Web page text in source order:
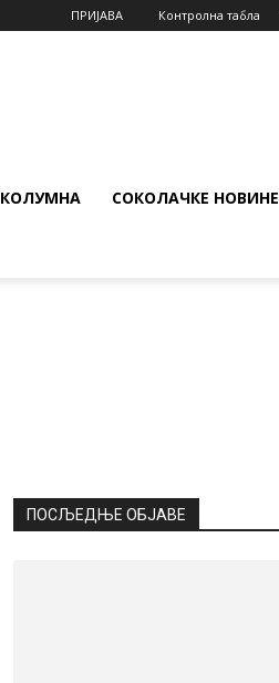
ПРИЈАВА Контролна табла
КОЛУМНА СОКОЛАЧКЕ НОВИНЕ
ПОСЉЕДЊЕ ОБЈАВЕ